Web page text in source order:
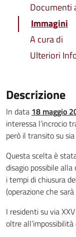
Documenti
Immagini
A cura di
Ulteriori
Descrizione
In data 18 maggio
interessa l’incrocio
però il transito su
Questa scelta è
disagio possibile
i tempi di chiusura
(operazione che
I residenti su via
oltre